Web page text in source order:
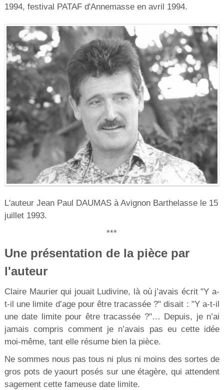
1994, festival PATAF d'Annemasse en avril 1994.
L'auteur Jean Paul DAUMAS à Avignon Barthelasse le 15
juillet 1993.
***
Une présentation de la pièce par
l'auteur
Claire Maurier qui jouait Ludivine, là où j’avais écrit "Y a-
t-il une limite d’age pour être tracassée ?" disait : "Y a-t-il
une date limite pour être tracassée ?"… Depuis, je n’ai
jamais compris comment je n’avais pas eu cette idée
moi-même, tant elle résume bien la pièce.
Ne sommes nous pas tous ni plus ni moins des sortes de
gros pots de yaourt posés sur une étagère, qui attendent
sagement cette fameuse date limite.